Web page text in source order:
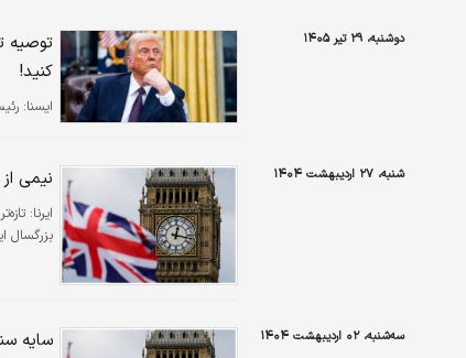
دوشنبه، ۲۹ تیر ۱۴۰۵
​توصیه
کنید!
ایسنا:
شنبه، ۲۷ اردیبهشت ۱۴۰۴ نیمی
ایرنا:
بزرگسال
سه‌شنبه، ۰۲ اردیبهشت ۱۴۰۴ سایه